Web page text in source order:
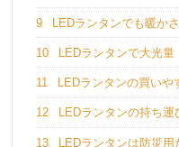
9 LEDランタンでも暖か
10 LEDランタンで大光
11 LEDランタンの買いや
12 LEDランタンの持ち
13 LEDランタンは防災用